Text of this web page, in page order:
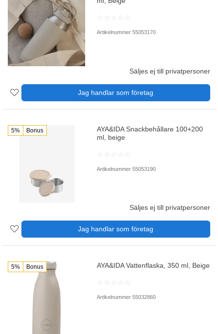
Artikelnummer 55053170
Säljes ej till privatpersoner
Jag handlar som företag
5% Bonus
AYA&IDA Snackbehållare 100+200
ml, beige
Artikelnummer 55053190
Säljes ej till privatpersoner
Jag handlar som företag
5% Bonus AYA&IDA Vattenflaska, 350 ml, Beige
Artikelnummer 55032860